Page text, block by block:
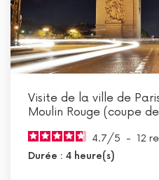
Visite de la ville de
Moulin Rouge (coupe
4.7/5 - 12
Durée : 4 heure(s)